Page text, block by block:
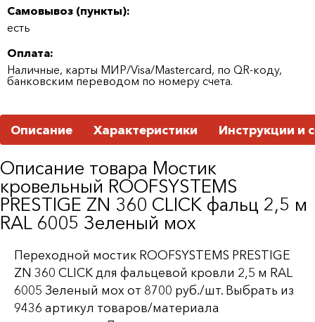
Самовывоз (пункты):
есть
Оплата:
Наличные, карты МИР/Visa/Mastercard, по QR-коду,
банковским переводом по номеру счета.
Описание Характеристики Инструкции и
Описание товара Мостик
кровельный ROOFSYSTEMS
PRESTIGE ZN 360 CLICK фальц 2,5 м
RAL 6005 Зеленый мох
Переходной мостик ROOFSYSTEMS PRESTIGE
ZN 360 CLICK для фальцевой кровли 2,5 м RAL
6005 Зеленый мох от 8700 руб./шт. Выбрать из
9436 артикул товаров/материала